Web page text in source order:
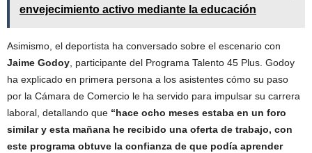
envejecimiento activo mediante la educación
Asimismo, el deportista ha conversado sobre el escenario con
Jaime Godoy, participante del Programa Talento 45 Plus. Godoy
ha explicado en primera persona a los asistentes cómo su paso
por la Cámara de Comercio le ha servido para impulsar su carrera
laboral, detallando que “hace ocho meses estaba en un foro
similar y esta mañana he recibido una oferta de trabajo, con
este programa obtuve la confianza de que podía aprender